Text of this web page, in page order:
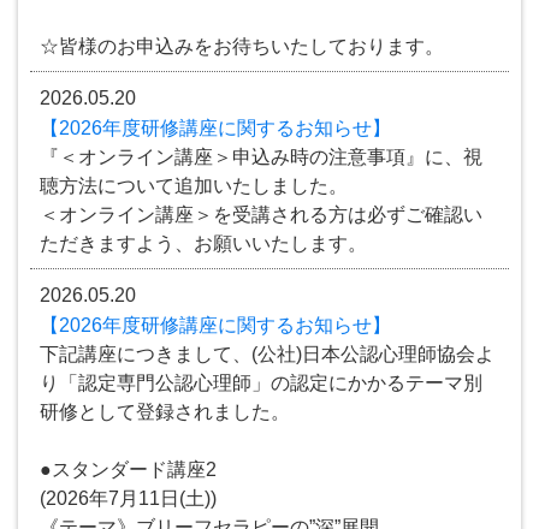
☆皆様のお申込みをお待ちいたしております。
2026.05.20
【2026年度研修講座に関するお知らせ】
『＜オンライン講座＞申込み時の注意事項』に、視
聴方法について追加いたしました。
＜オンライン講座＞を受講される方は必ずご確認い
ただきますよう、お願いいたします。
2026.05.20
【2026年度研修講座に関するお知らせ】
下記講座につきまして、(公社)日本公認心理師協会よ
り「認定専門公認心理師」の認定にかかるテーマ別
研修として登録されました。
●スタンダード講座2
(2026年7月11日(土))